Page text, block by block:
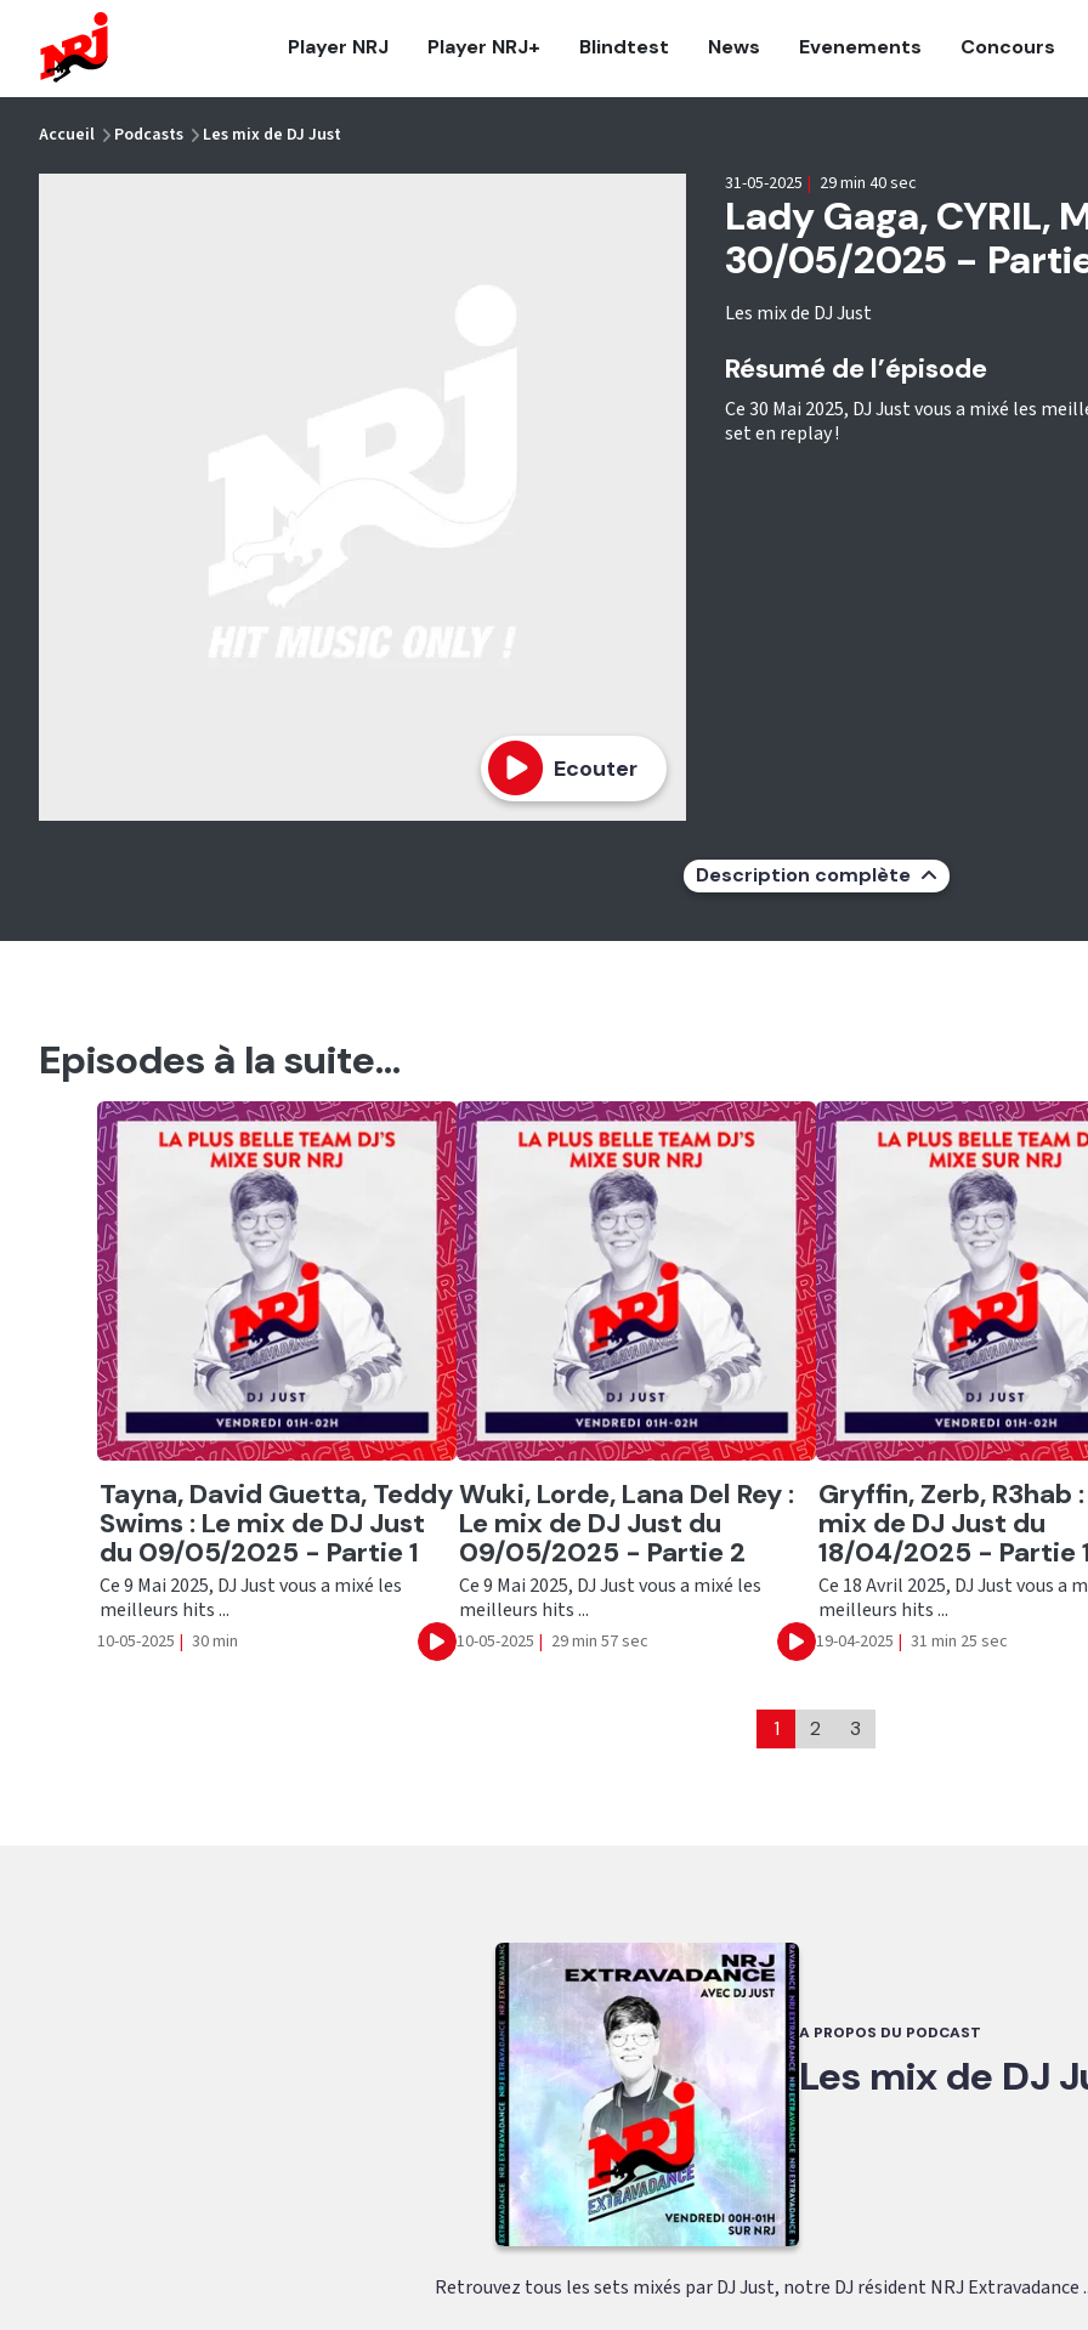
Player NRJ Player NRJ+ Blindtest News Evenements Concours
Accueil Podcasts Les mix de DJ Just
Ecouter
Lady Gaga, CYRIL,
30/05/2025 -
Les mix de DJ Just
31-05-2025 | 29 min 40 sec
Résumé de l’épisode
Ce 30 Mai 2025, DJ Just vous a mixé les
set en replay !
Description complète
Episodes à la suite...
Ecouter
Tayna, David Guetta, Teddy
Swims : Le mix de DJ Just
du 09/05/2025 - Partie 1
Ce 9 Mai 2025, DJ Just vous a mixé les
meilleurs hits ...
10-05-2025 | 30 min Ecouter
Ecouter
Wuki, Lorde, Lana Del Rey :
Le mix de DJ Just du
09/05/2025 - Partie 2
Ce 9 Mai 2025, DJ Just vous a mixé les
meilleurs hits ...
10-05-2025 | 29 min 57 sec Ecouter
Ecouter
Gryffin, Zerb, R3hab
mix de DJ Just du
18/04/2025 - Partie
Ce 18 Avril 2025, DJ Just vous a
meilleurs hits ...
19-04-2025 | 31 min 25 sec
1 2 3
A PROPOS DU PODCAST
Les mix de DJ
Retrouvez tous les sets mixés par DJ Just, notre DJ résident NRJ Extravadance